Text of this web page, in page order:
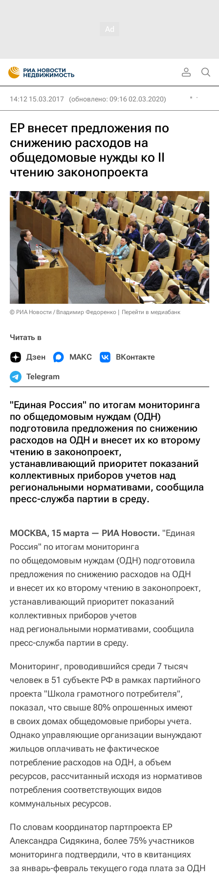
14:12 15.03.2017 (обновлено: 09:16 02.03.2020)
ЕР внесет предложения по
снижению расходов на
общедомовые нужды ко II
чтению законопроекта
© РИА Новости / Владимир Федоренко Перейти в медиабанк
Читать в
Дзен МАКС ВКонтакте
Telegram
"Единая Россия" по итогам мониторинга
по общедомовым нуждам (ОДН)
подготовила предложения по снижению
расходов на ОДН и внесет их ко второму
чтению в законопроект,
устанавливающий приоритет показаний
коллективных приборов учетов над
региональными нормативами, сообщила
пресс-служба партии в среду.
МОСКВА, 15 марта — РИА Новости. "Единая
Россия" по итогам мониторинга
по общедомовым нуждам (ОДН) подготовила
предложения по снижению расходов на ОДН
и внесет их ко второму чтению в законопроект,
устанавливающий приоритет показаний
коллективных приборов учетов
над региональными нормативами, сообщила
пресс-служба партии в среду.
Мониторинг, проводившийся среди 7 тысяч
человек в 51 субъекте РФ в рамках партийного
проекта "Школа грамотного потребителя",
показал, что свыше 80% опрошенных имеют
в своих домах общедомовые приборы учета.
Однако управляющие организации вынуждают
жильцов оплачивать не фактическое
потребление расходов на ОДН, а объем
ресурсов, рассчитанный исходя из нормативов
потребления соответствующих видов
коммунальных ресурсов.
По словам координатор партпроекта ЕР
Александра Сидякина, более 75% участников
мониторинга подтвердили, что в квитанциях
за январь-февраль текущего года плата за ОДН